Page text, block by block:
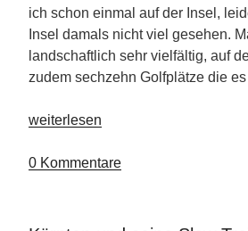
ich schon einmal auf der Insel,
Insel damals nicht viel gesehen.
landschaftlich sehr vielfältig, auf
zudem sechzehn Golfplätze die
„Mallorca-
Calvia
weiterlesen
0 Kommentare